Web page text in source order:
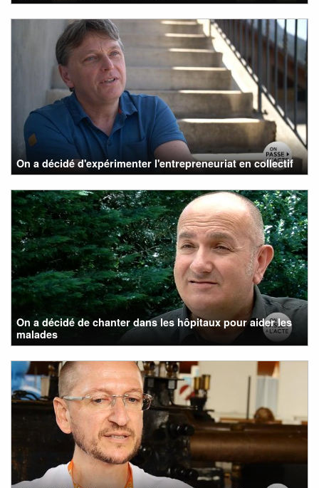
On a décidé d'expérimenter l'entrepreneuriat en collectif
On a décidé de chanter dans les hôpitaux pour aider les
malades